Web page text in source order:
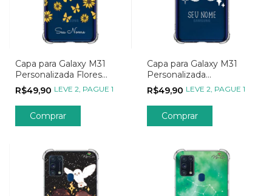
Capa para Galaxy M31
Personalizada Flores
Girassóis e Borboletas
R$49,90 LEVE 2, PAGUE 1
Capa para Galaxy M31
Personalizada
Minimalistas Butterfly
R$49,90 LEVE 2, PAGUE 1